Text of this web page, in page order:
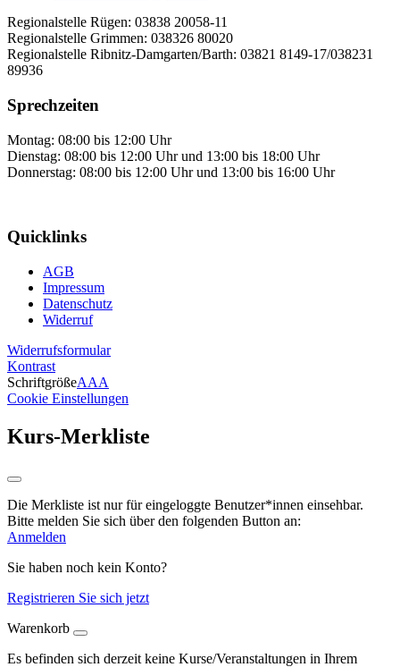
Regionalstelle Rügen: 03838 20058-11
Regionalstelle Grimmen: 038326 80020
Regionalstelle Ribnitz-Damgarten/Barth: 03821 8149-17/038231
89936
Sprechzeiten
Montag: 08:00 bis 12:00 Uhr
Dienstag: 08:00 bis 12:00 Uhr und 13:00 bis 18:00 Uhr
Donnerstag: 08:00 bis 12:00 Uhr und 13:00 bis 16:00 Uhr
Quicklinks
AGB
Impressum
Datenschutz
Widerruf
Widerrufsformular
Kontrast
SchriftgrößeAAA
Cookie Einstellungen
Kurs-Merkliste
Die Merkliste ist nur für eingeloggte Benutzer*innen einsehbar.
Bitte melden Sie sich über den folgenden Button an:
Anmelden
Sie haben noch kein Konto?
Registrieren Sie sich jetzt
Warenkorb
Es befinden sich derzeit keine Kurse/Veranstaltungen in Ihrem